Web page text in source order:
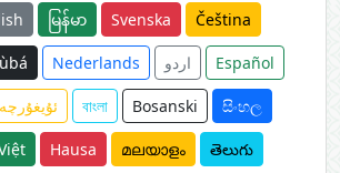
မြန်မာ Svenska Čeština
Nederlands اردو Español
ئۇيغۇرچە বাংলা Bosanski සිංහල
Hausa മലയാളം తెలుగు